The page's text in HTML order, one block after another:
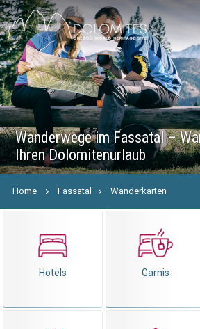
Wanderwege im Fassatal –
Ihren Dolomitenurlaub
Home Fassatal Wanderkarten
Hotels Garnis